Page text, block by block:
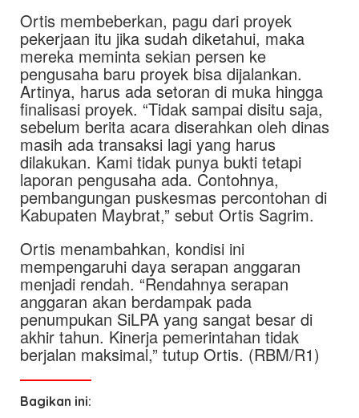
Ortis membeberkan, pagu dari proyek
pekerjaan itu jika sudah diketahui, maka
mereka meminta sekian persen ke
pengusaha baru proyek bisa dijalankan.
Artinya, harus ada setoran di muka hingga
finalisasi proyek. “Tidak sampai disitu saja,
sebelum berita acara diserahkan oleh dinas
masih ada transaksi lagi yang harus
dilakukan. Kami tidak punya bukti tetapi
laporan pengusaha ada. Contohnya,
pembangungan puskesmas percontohan di
Kabupaten Maybrat,” sebut Ortis Sagrim.
Ortis menambahkan, kondisi ini
mempengaruhi daya serapan anggaran
menjadi rendah. “Rendahnya serapan
anggaran akan berdampak pada
penumpukan SiLPA yang sangat besar di
akhir tahun. Kinerja pemerintahan tidak
berjalan maksimal,” tutup Ortis. (RBM/R1)
Bagikan ini: